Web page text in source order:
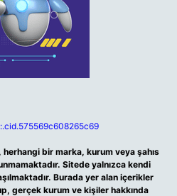
bir marka, kurum veya şahıs
Sitede yalnızca kendi
Burada yer alan içerikler
gerçek kurum ve kişiler hakkında